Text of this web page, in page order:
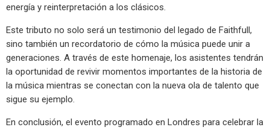
energía y reinterpretación a los clásicos.
Este tributo no solo será un testimonio del legado de Faithfull,
sino también un recordatorio de cómo la música puede unir a
generaciones. A través de este homenaje, los asistentes tendrán
la oportunidad de revivir momentos importantes de la historia de
la música mientras se conectan con la nueva ola de talento que
sigue su ejemplo.
En conclusión, el evento programado en Londres para celebrar la